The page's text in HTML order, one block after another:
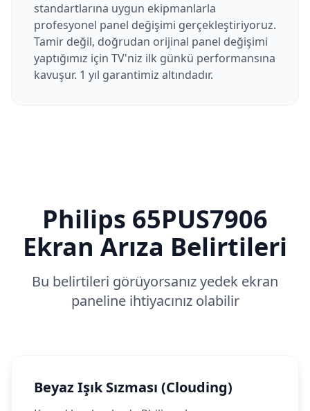
standartlarına uygun ekipmanlarla
profesyonel panel değişimi gerçekleştiriyoruz.
Tamir değil, doğrudan orijinal panel değişimi
yaptığımız için TV'niz ilk günkü performansına
kavuşur. 1 yıl garantimiz altındadır.
Philips 65PUS7906
Ekran Arıza Belirtileri
Bu belirtileri görüyorsanız yedek ekran
paneline ihtiyacınız olabilir
Beyaz Işık Sızması (Clouding)